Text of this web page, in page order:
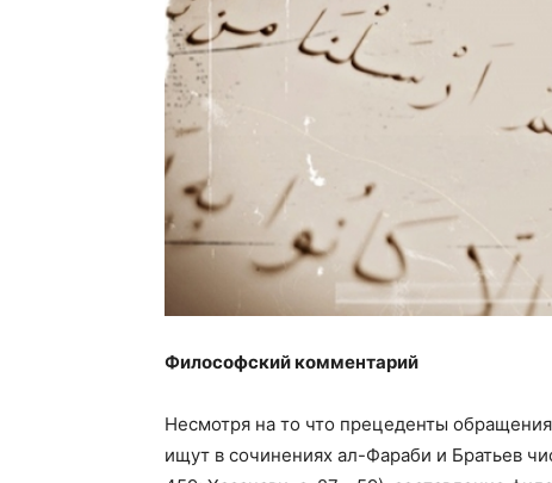
Философский комментарий
Несмотря на то что прецеденты
ищут в сочинениях ал-Фараби и Братьев